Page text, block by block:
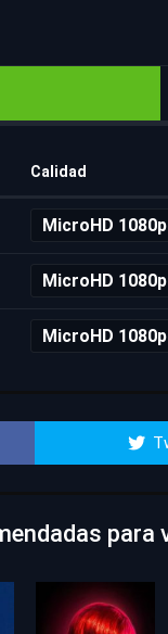
Calidad
MicroHD 1080p
MicroHD 1080p
MicroHD 1080p
para